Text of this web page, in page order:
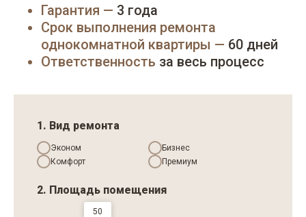
Гарантия — 3 года
Срок выполнения ремонта
однокомнатной квартиры — 60 дней
Ответственность за весь процесс
1. Вид ремонта
Эконом
Бизнес
Комфорт
Премиум
2. Площадь помещения
50